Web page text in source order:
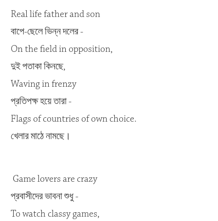
Real life father and son
বাপে-ছেলে ভিন্ন দলের -
On the field in opposition,
দুই পতাকা কিনছে,
Waving in frenzy
প্রতিপক্ষ হয়ে তারা -
Flags of countries of own choice.
খেলার মাঠে নামছে।
Game lovers are crazy
প্রবাসীদের ভাবনা শুধু -
To watch classy games,